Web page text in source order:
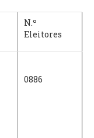
N.º
Eleitores
0886